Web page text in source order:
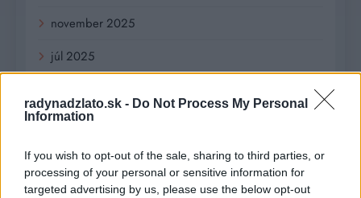
radynadzlato.sk - Do Not Process My Personal
Information
If you wish to opt-out of the sale, sharing to third parties, or
processing of your personal or sensitive information for
targeted advertising by us, please use the below opt-out
november 2025
júl 2025
november 2024
október 2024
september 2024